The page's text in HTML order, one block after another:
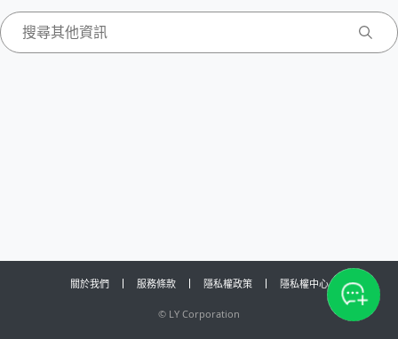
關於我們 服務條款 隱私權政策 隱私權中心
© LY Corporation